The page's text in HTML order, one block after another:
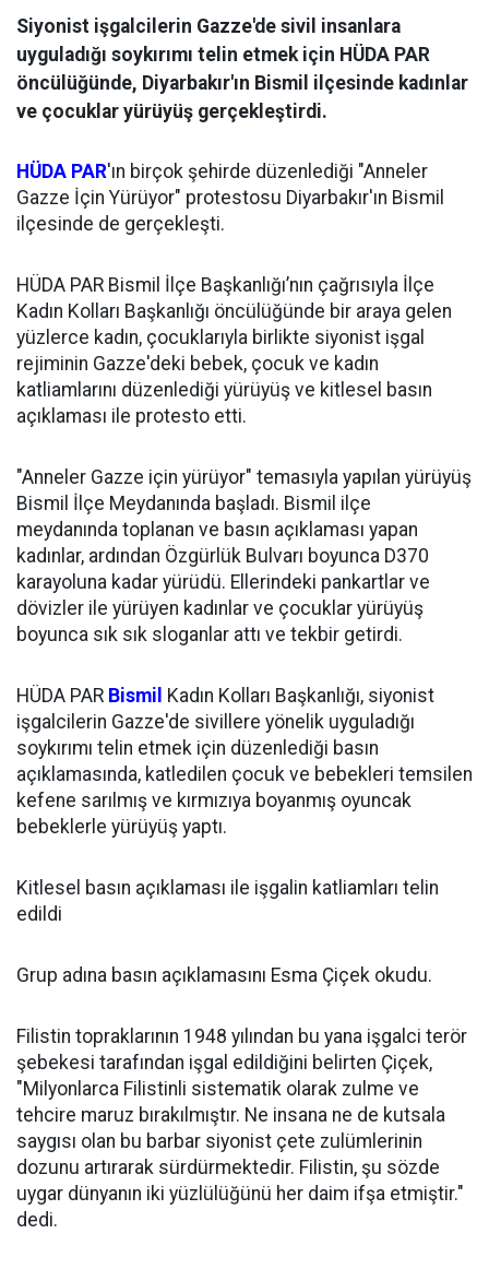
Siyonist işgalcilerin Gazze'de sivil insanlara
uyguladığı soykırımı telin etmek için HÜDA PAR
öncülüğünde, Diyarbakır'ın Bismil ilçesinde kadınlar
ve çocuklar yürüyüş gerçekleştirdi.
HÜDA PAR'ın birçok şehirde düzenlediği "Anneler
Gazze İçin Yürüyor" protestosu Diyarbakır'ın Bismil
ilçesinde de gerçekleşti.
HÜDA PAR Bismil İlçe Başkanlığı’nın çağrısıyla İlçe
Kadın Kolları Başkanlığı öncülüğünde bir araya gelen
yüzlerce kadın, çocuklarıyla birlikte siyonist işgal
rejiminin Gazze'deki bebek, çocuk ve kadın
katliamlarını düzenlediği yürüyüş ve kitlesel basın
açıklaması ile protesto etti.
"Anneler Gazze için yürüyor" temasıyla yapılan yürüyüş
Bismil İlçe Meydanında başladı. Bismil ilçe
meydanında toplanan ve basın açıklaması yapan
kadınlar, ardından Özgürlük Bulvarı boyunca D370
karayoluna kadar yürüdü. Ellerindeki pankartlar ve
dövizler ile yürüyen kadınlar ve çocuklar yürüyüş
boyunca sık sık sloganlar attı ve tekbir getirdi.
HÜDA PAR Bismil Kadın Kolları Başkanlığı, siyonist
işgalcilerin Gazze'de sivillere yönelik uyguladığı
soykırımı telin etmek için düzenlediği basın
açıklamasında, katledilen çocuk ve bebekleri temsilen
kefene sarılmış ve kırmızıya boyanmış oyuncak
bebeklerle yürüyüş yaptı.
Kitlesel basın açıklaması ile işgalin katliamları telin
edildi
Grup adına basın açıklamasını Esma Çiçek okudu.
Filistin topraklarının 1948 yılından bu yana işgalci terör
şebekesi tarafından işgal edildiğini belirten Çiçek,
"Milyonlarca Filistinli sistematik olarak zulme ve
tehcire maruz bırakılmıştır. Ne insana ne de kutsala
saygısı olan bu barbar siyonist çete zulümlerinin
dozunu artırarak sürdürmektedir. Filistin, şu sözde
uygar dünyanın iki yüzlülüğünü her daim ifşa etmiştir."
dedi.